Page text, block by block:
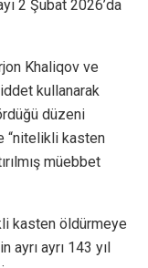
2 Şubat 2026’da
Khaliqov ve
kullanarak
düzeni
“nitelikli kasten
müebbet
kasten öldürmeye
ayrı ayrı 143 yıl